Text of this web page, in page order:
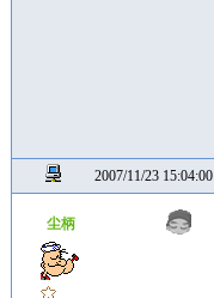
2007/11/23 15:04:00
尘柄